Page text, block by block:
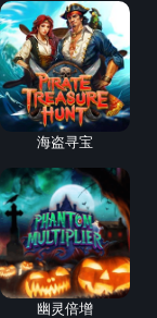
海盗寻宝
幽灵倍增